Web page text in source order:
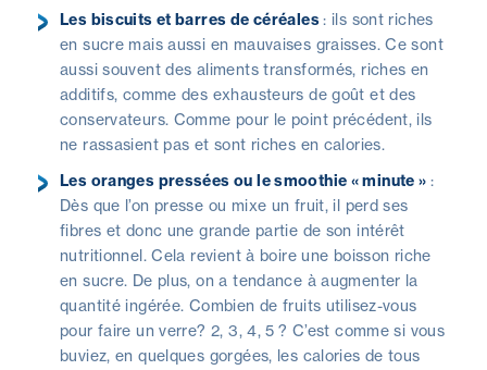
Les biscuits et barres de céréales: ils sont riches
en sucre mais aussi en mauvaises graisses. Ce sont
aussi souvent des aliments transformés, riches en
additifs, comme des exhausteurs de goût et des
conservateurs. Comme pour le point précédent, ils
ne rassasient pas et sont riches en calories.
Les oranges pressées ou le smoothie « minute » :
Dès que l’on presse ou mixe un fruit, il perd ses
fibres et donc une grande partie de son intérêt
nutritionnel. Cela revient à boire une boisson riche
en sucre. De plus, on a tendance à augmenter la
quantité ingérée. Combien de fruits utilisez-vous
pour faire un verre? 2, 3, 4, 5 ? C’est comme si vous
buviez, en quelques gorgées, les calories de tous